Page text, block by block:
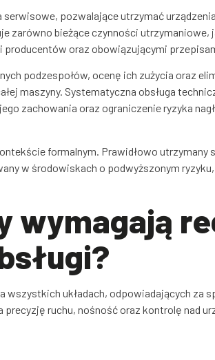
pozwalające utrzymać
zarówno bieżące czynności utrzymaniowe,
producentów oraz obowiązującymi
podzespołów, ocenę ich zużycia oraz
maszyny. Systematyczna obsługa
zachowania oraz ograniczenie ryzyka
formalnym. Prawidłowo utrzymany
w środowiskach o podwyższonym
wymagają
układach, odpowiadających za
precyzję ruchu, nośność oraz kontrolę nad